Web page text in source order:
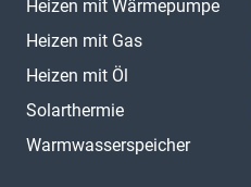
Heizen mit Wärmepumpe
Heizen mit Gas
Heizen mit Öl
Solarthermie
Warmwasserspeicher